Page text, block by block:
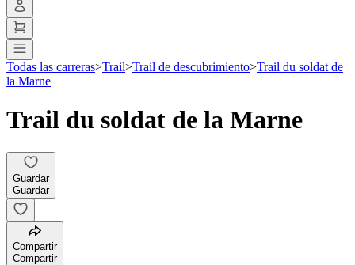
Todas las carreras>Trail>Trail de descubrimiento>Trail du soldat de
la Marne
Trail du soldat de la Marne
Guardar
Guardar
Compartir
Compartir